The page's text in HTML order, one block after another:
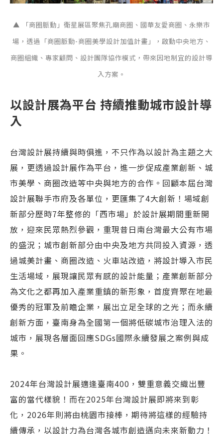
▲ 「商圈脈動」衛星展區聚焦孔廟商圈、國華友愛商圈、永樂市
場，透過「商圈脈動-商圈美學設計加值計畫」，啟動中央地方、
商圈組織、專家顧問、設計團隊協作模式，帶來因地制宜的設計導
入方案。
以設計展為平台 持續推動城市設計導
入
台灣設計展持續與時俱進，不只作為以設計為主題之大
展，更透過設計展作為平台，進一步促成產業創新、城
市美學、商圈改造等中央與地方的合作。回顧本屆台灣
設計展聯手市府及各單位，更匯集了4大創新！場域創
新部分歷時7年整修的「西市場」於設計展期間重新開
放，迎來民眾熱烈參觀，重現昔日南台灣最大公有市場
的盛況；城市創新部分由中央及地方共同投入資源，透
過城美計畫、商圈改造、火車站改造，將設計導入市民
生活場域，展現讓民眾有感的設計能量；產業創新部分
為文化之都再加入產業重鎮的新形象，首度齊聚在地最
優秀的冠軍及前瞻企業，展出立足全球的之光；而永續
創新方面，臺南身為全國第一個將低碳城市治理入法的
城市，展現各層面回應SDGs國際永續發展之案例與成
果。
2024年台灣設計展適逢臺南400，雙重意義交織出豐
富的當代樣貌！而在2025年台灣設計展即將來到彰
化，2026年則將由桃園市接棒，期待將這樣的經驗持
續傳承，以設計力為台灣各城市創造邁向未來新動力！